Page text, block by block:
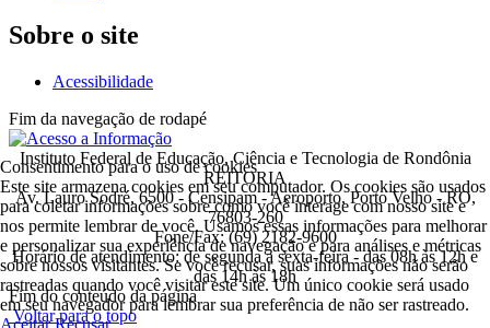
Sobre o site
Acessibilidade
Fim da navegação de rodapé
Instituto Federal de Educação, Ciência e Tecnologia de Rondônia
REITORIA
Av. Lauro Sodré, 6500 - Censipam - Aeroporto, Porto Velho - RO,
76803-260
Fone/Fax: (69) 2182-9600
Horário de atendimento: de segunda a sexta-feira - das 08h às 12h e
das 14h às 18h
Fim do conteúdo da página
Voltar para o topo
Consentimento para o uso de cookies
Este site armazena cookies em seu computador. Os cookies são usados
para coletar informações sobre como você interage com nosso site e
nos permite lembrar de você. Usamos essas informações para melhorar
e personalizar sua experiência de navegação e para análises e métricas
sobre nossos visitantes. Se você recusar, suas informações não serão
rastreadas quando você visitar este site. Um único cookie será usado
em seu navegador para lembrar sua preferência de não ser rastreado.
Aceitar Recusar